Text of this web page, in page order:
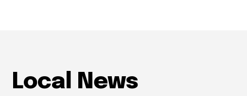
Local News